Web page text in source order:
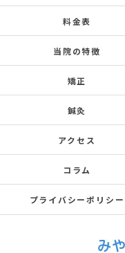
料金表
当院の特徴
矯正
鍼灸
アクセス
コラム
プライバシーポリシー